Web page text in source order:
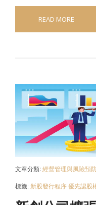
READ MORE
文章分類: 經營管理與風險預
標籤: 新股發行程序 優先認股